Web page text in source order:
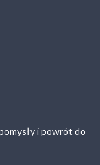
i powrót do